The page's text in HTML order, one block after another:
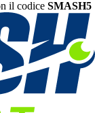
il codice SMASH5